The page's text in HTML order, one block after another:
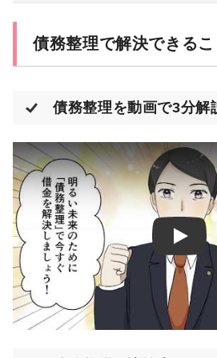
債務整理で解決できるこ
債務整理を動画で3分解
Play: